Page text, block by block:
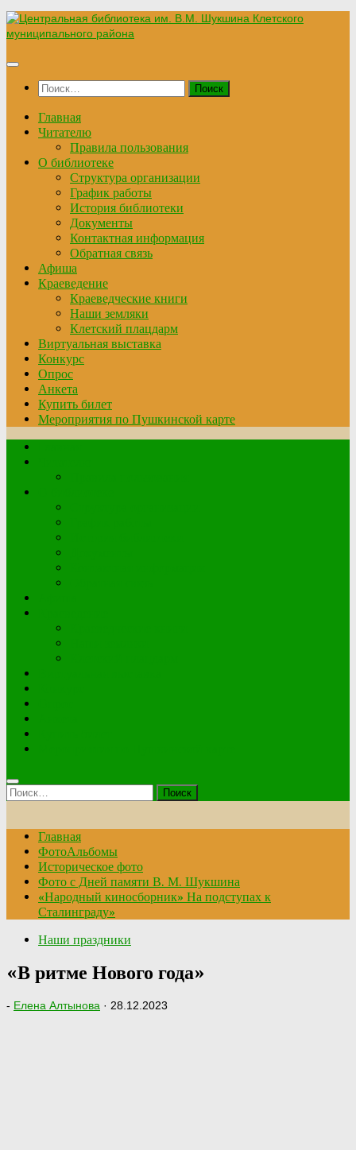
Перейти
к
Найти:
Главная
Читателю
Правила пользования
О библиотеке
Структура организации
График работы
История библиотеки
Документы
Контактная информация
Обратная связь
Афиша
Краеведение
Краеведческие книги
Наши земляки
Клетский плацдарм
Виртуальная выставка
Конкурс
Опрос
Анкета
Купить билет
Мероприятия по Пушкинской карте
Найти:
Главная
ФотоАльбомы
Историческое фото
Фото с Дней памяти В. М. Шукшина
«Народный киносборник» На подступах к
Сталинграду»
Наши праздники
«В ритме Нового года»
- Елена Алтынова · 28.12.2023